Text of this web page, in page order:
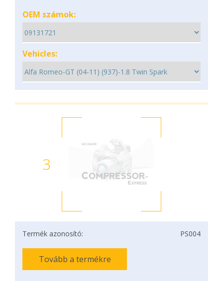
OEM számok:
Vehicles:
3
Termék azonosító: PS004
Tovább a termékre